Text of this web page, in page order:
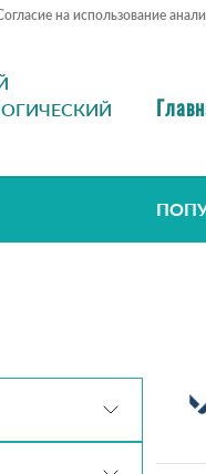
на использование